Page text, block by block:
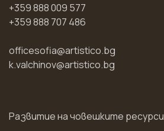
+359 888 009 577
+359 888 707 486
officesofia@artistico.bg
k.valchinov@artistico.bg
Развитие на човешките ресурси